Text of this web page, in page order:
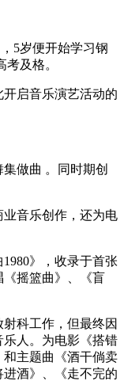
5岁便开始学习钢
考及格。
启音乐演艺活动的
做曲 。同时期创
业音乐创作，还为电
》，收录于首张
摇篮曲》、《盲
科工作，但最终因
人。为电影《搭错
主题曲《酒干倘卖
酒》、《走不完的